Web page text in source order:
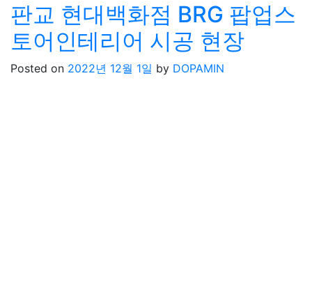
판교 현대백화점 BRG 팝업스
토어인테리어 시공 현장
Posted on 2022년 12월 1일 by DOPAMIN